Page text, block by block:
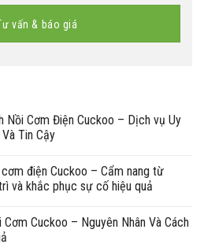
vấn & báo giá
Nồi Cơm Điện Cuckoo – Dịch vụ Uy
Tin Cậy
điện Cuckoo – Cẩm nang từ
và khắc phục sự cố hiệu quả
Cuckoo – Nguyên Nhân Và Cách